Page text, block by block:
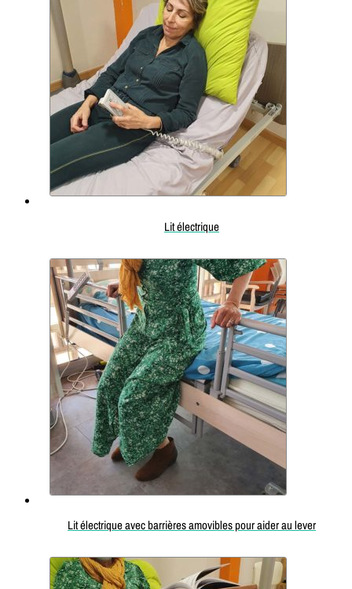
Lit électrique
Lit électrique avec barrières amovibles pour aider au lever